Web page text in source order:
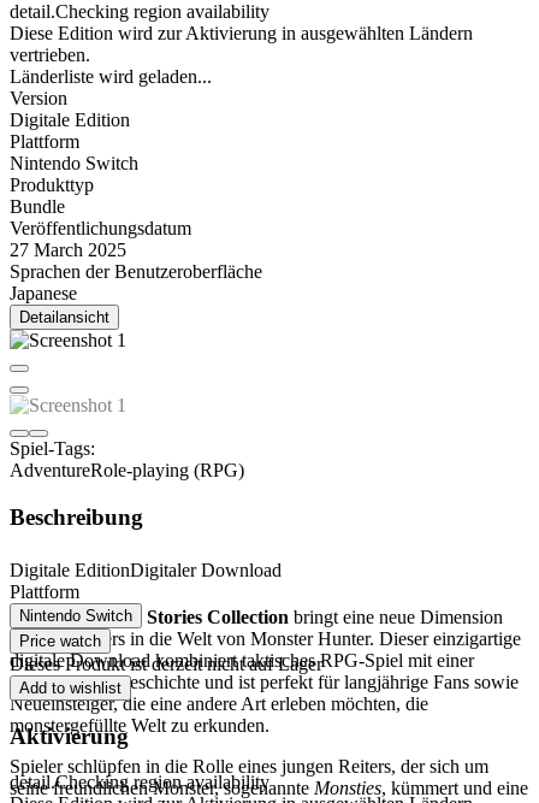
detail.Checking region availability
Diese Edition wird zur Aktivierung in ausgewählten Ländern
vertrieben.
Länderliste wird geladen...
Version
Digitale Edition
Plattform
Nintendo Switch
Produkttyp
Bundle
Veröffentlichungsdatum
27 March 2025
Sprachen der Benutzeroberfläche
Japanese
Detailansicht
Spiel-Tags:
AdventureRole-playing (RPG)
Beschreibung
Monster Hunter Stories Collection
Monster Hunter Stories Collection bringt eine neue Dimension
des Abenteuers in die Welt von Monster Hunter. Dieser einzigartige
digitale Download kombiniert taktisches RPG-Spiel mit einer
tiefgründigen Geschichte und ist perfekt für langjährige Fans sowie
Neueinsteiger, die eine andere Art erleben möchten, die
monstergefüllte Welt zu erkunden.
Spieler schlüpfen in die Rolle eines jungen Reiters, der sich um
seine freundlichen Monster, sogenannte Monsties, kümmert und eine
Digitale EditionDigitaler Download
Plattform
Nintendo Switch
Price watch
Dieses Produkt ist derzeit nicht auf Lager
Add to wishlist
Aktivierung
detail.Checking region availability